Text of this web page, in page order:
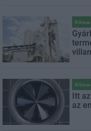
Itt
az